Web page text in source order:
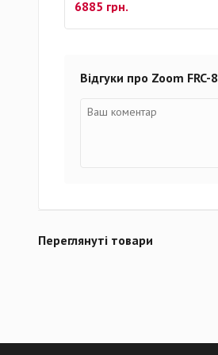
6885 грн.
Відгуки про Zoom FRC-8
Переглянуті товари